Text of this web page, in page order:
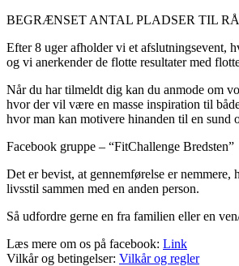
BEGRÆNSET ANTAL PLADSER TIL
Efter 8 uger afholder vi et afslutningsevent,
og vi anerkender de flotte resultater med
Når du har tilmeldt dig kan du anmode om
hvor der vil være en masse inspiration til
hvor man kan motivere hinanden til en sund
Facebook gruppe – “FitChallenge Bredsten”
Det er bevist, at gennemførelse er nemmere,
livsstil sammen med en anden person.
Så udfordre gerne en fra familien eller en
Læs mere om os på facebook: Link
Vilkår og betingelser: Vilkår og regler